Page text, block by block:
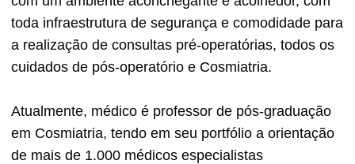
toda infraestrutura de segurança e comodidade para
a realização de consultas pré-operatórias, todos os
cuidados de pós-operatório e Cosmiatria.
Atualmente, médico é professor de pós-graduação
em Cosmiatria, tendo em seu portfólio a orientação
de mais de 1.000 médicos especialistas